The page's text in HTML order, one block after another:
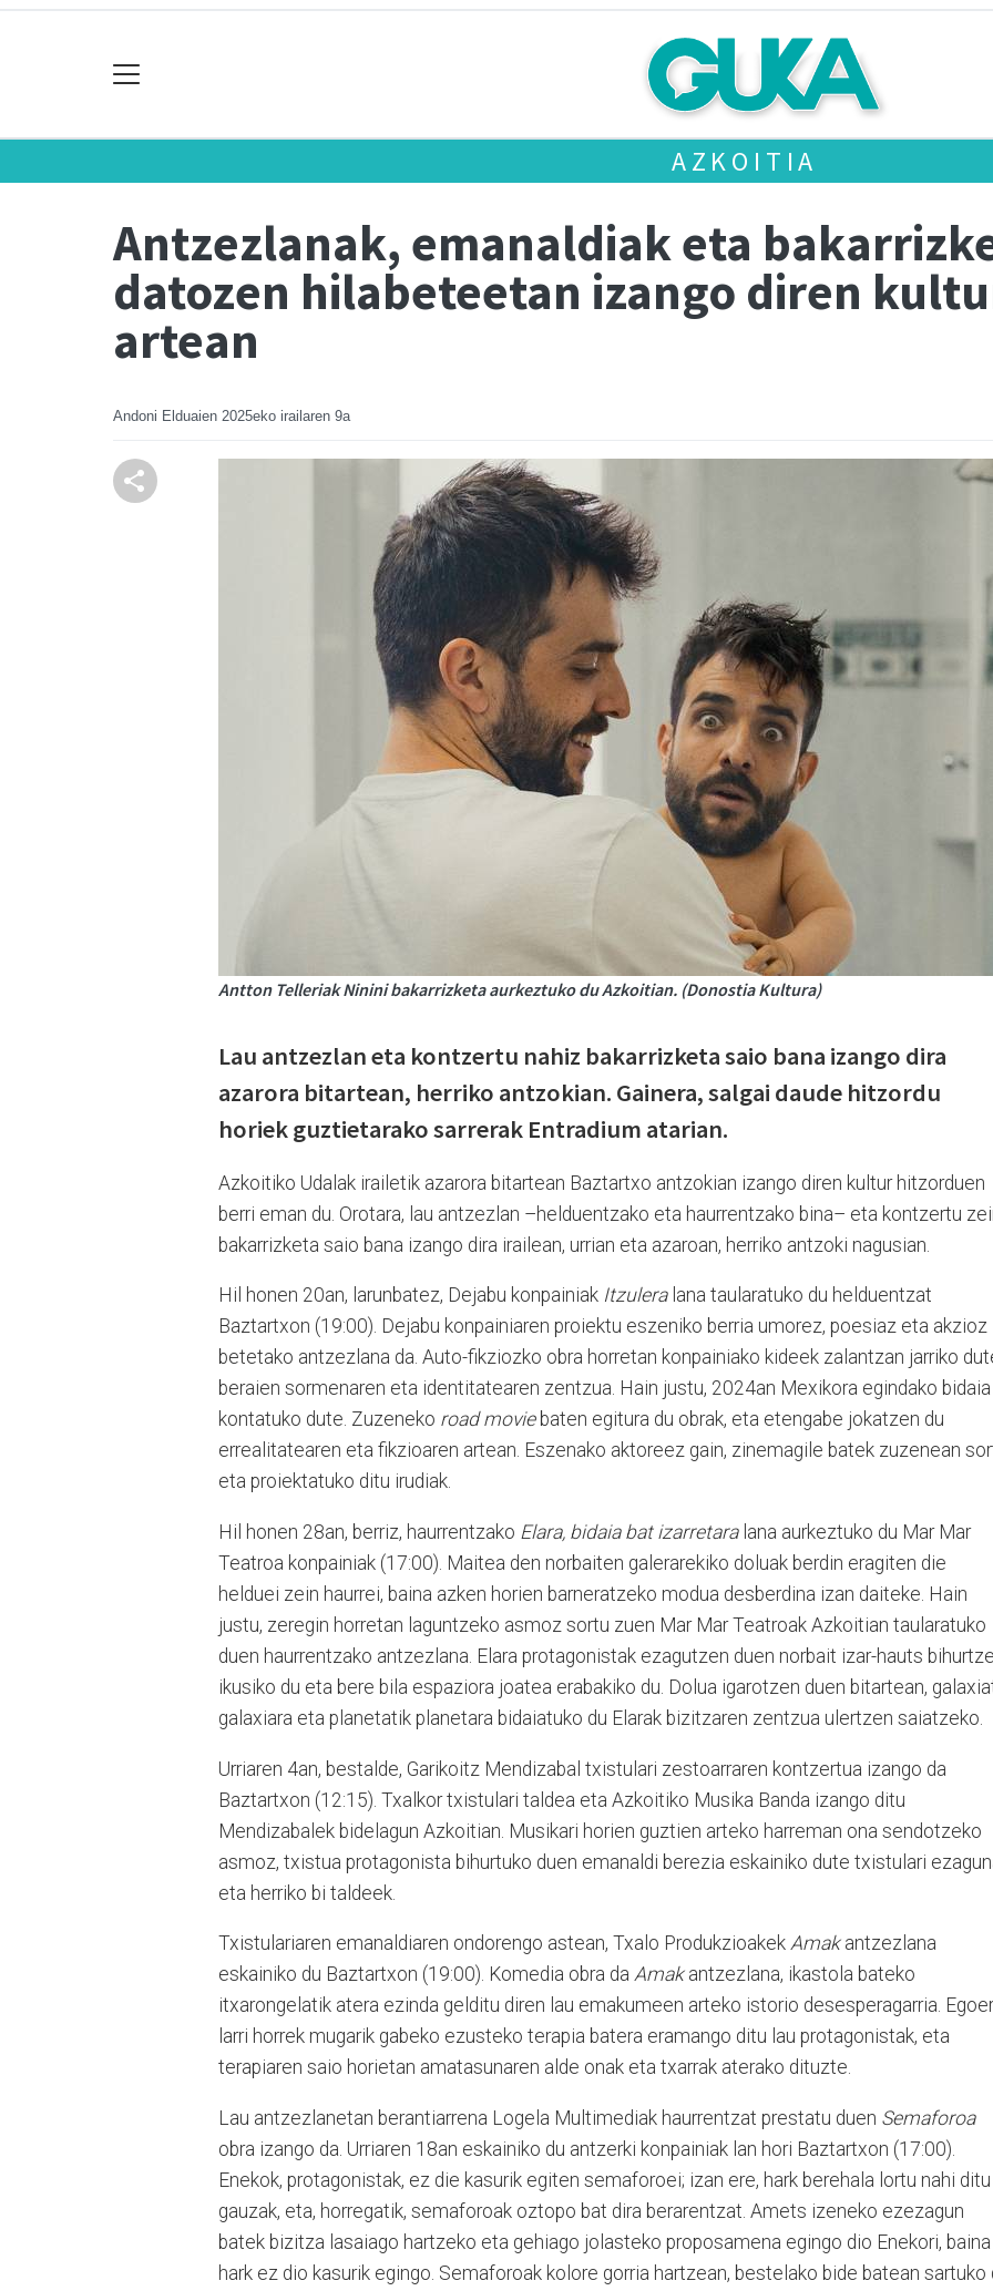
AZKOITIA
Antzezlanak, emanaldiak eta
datozen hilabeteetan izango diren
artean
Andoni Elduaien 2025eko irailaren 9a
Antton Telleriak Ninini bakarrizketa aurkeztuko du Azkoitian. (Donostia Kultura)
Lau antzezlan eta kontzertu nahiz bakarrizketa saio bana izango dira
azarora bitartean, herriko antzokian. Gainera, salgai daude hitzordu
horiek guztietarako sarrerak Entradium atarian.
Azkoitiko Udalak irailetik azarora bitartean Baztartxo antzokian izango diren kultur hitzorduen
berri eman du. Orotara, lau antzezlan –helduentzako eta haurrentzako bina– eta kontzertu
bakarrizketa saio bana izango dira irailean, urrian eta azaroan, herriko antzoki nagusian.
Hil honen 20an, larunbatez, Dejabu konpainiak Itzuleralana taularatuko du helduentzat
Baztartxon (19:00). Dejabu konpainiaren proiektu eszeniko berria umorez, poesiaz eta akzioz
betetako antzezlana da. Auto-fikziozko obra horretan konpainiako kideek zalantzan jarriko
beraien sormenaren eta identitatearen zentzua. Hain justu, 2024an Mexikora egindako bidaia
kontatuko dute. Zuzeneko road moviebaten egitura du obrak, eta etengabe jokatzen du
errealitatearen eta fikzioaren artean. Eszenako aktoreez gain, zinemagile batek zuzenean
eta proiektatuko ditu irudiak.
Hil honen 28an, berriz, haurrentzako Elara, bidaia bat izarretaralana aurkeztuko du Mar Mar
Teatroa konpainiak (17:00). Maitea den norbaiten galerarekiko doluak berdin eragiten die
helduei zein haurrei, baina azken horien barneratzeko modua desberdina izan daiteke. Hain
justu, zeregin horretan laguntzeko asmoz sortu zuen Mar Mar Teatroak Azkoitian taularatuko
duen haurrentzako antzezlana. Elara protagonistak ezagutzen duen norbait izar-hauts
ikusiko du eta bere bila espaziora joatea erabakiko du. Dolua igarotzen duen bitartean,
galaxiara eta planetatik planetara bidaiatuko du Elarak bizitzaren zentzua ulertzen saiatzeko.
Urriaren 4an, bestalde, Garikoitz Mendizabal txistulari zestoarraren kontzertua izango da
Baztartxon (12:15). Txalkor txistulari taldea eta Azkoitiko Musika Banda izango ditu
Mendizabalek bidelagun Azkoitian. Musikari horien guztien arteko harreman ona sendotzeko
asmoz, txistua protagonista bihurtuko duen emanaldi berezia eskainiko dute txistulari
eta herriko bi taldeek.
Txistulariaren emanaldiaren ondorengo astean, Txalo Produkzioakek Amakantzezlana
eskainiko du Baztartxon (19:00). Komedia obra da Amakantzezlana, ikastola bateko
itxarongelatik atera ezinda gelditu diren lau emakumeen arteko istorio desesperagarria.
larri horrek mugarik gabeko ezusteko terapia batera eramango ditu lau protagonistak, eta
terapiaren saio horietan amatasunaren alde onak eta txarrak aterako dituzte.
Lau antzezlanetan berantiarrena Logela Multimediak haurrentzat prestatu duen Semaforoa
obra izango da. Urriaren 18an eskainiko du antzerki konpainiak lan hori Baztartxon (17:00).
Enekok, protagonistak, ez die kasurik egiten semaforoei; izan ere, hark berehala lortu nahi ditu
gauzak, eta, horregatik, semaforoak oztopo bat dira berarentzat. Amets izeneko ezezagun
batek bizitza lasaiago hartzeko eta gehiago jolasteko proposamena egingo dio Enekori, baina
hark ez dio kasurik egingo. Semaforoak kolore gorria hartzean, bestelako bide batean sartuko